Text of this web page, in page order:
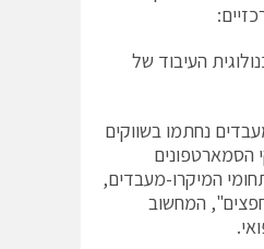
העיבוד של
מעבדים נחתמו בשווקים
הסמארטפונים
המיקרו-מעבדים,
המחשוב